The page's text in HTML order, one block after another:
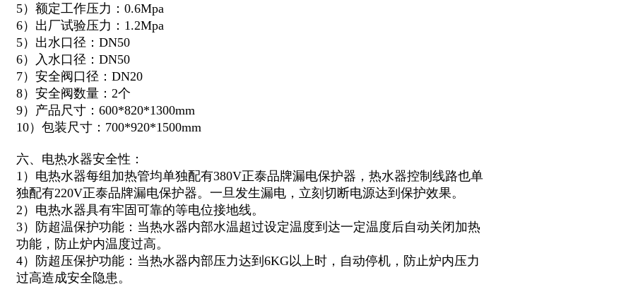
5）额定工作压力：0.6Mpa
6）出厂试验压力：1.2Mpa
5）出水口径：DN50
6）入水口径：DN50
7）安全阀口径：DN20
8）安全阀数量：2个
9）产品尺寸：600*820*1300mm
10）包装尺寸：700*920*1500mm
六、电热水器安全性：
1）电热水器每组加热管均单独配有380V正泰品牌漏电保护器，热水器控制线路也单
独配有220V正泰品牌漏电保护器。一旦发生漏电，立刻切断电源达到保护效果。
2）电热水器具有牢固可靠的等电位接地线。
3）防超温保护功能：当热水器内部水温超过设定温度到达一定温度后自动关闭加热
功能，防止炉内温度过高。
4）防超压保护功能：当热水器内部压力达到6KG以上时，自动停机，防止炉内压力
过高造成安全隐患。